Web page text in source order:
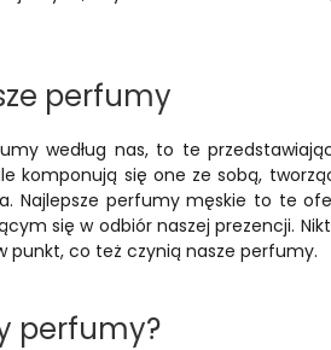
perfumy
według nas, to te
komponują się one ze sobą,
Najlepsze perfumy męskie to te
się w odbiór naszej prezencji.
punkt, co też czynią nasze perfumy.
perfumy?